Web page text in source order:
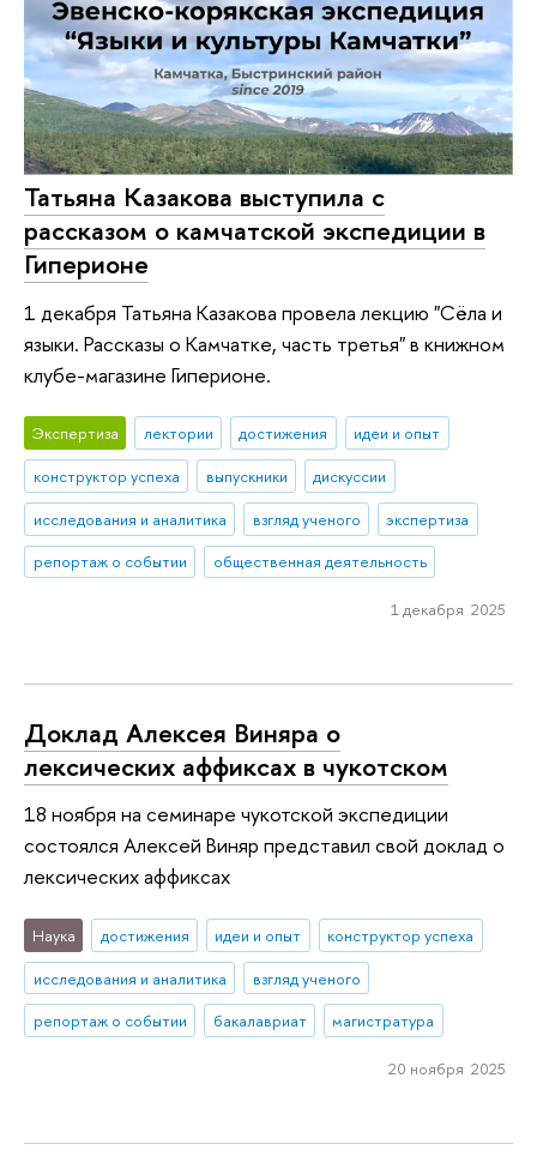
Татьяна Казакова выступила с
рассказом о камчатской экспедиции в
Гиперионе
1 декабря Татьяна Казакова провела лекцию "Сёла и
языки. Рассказы о Камчатке, часть третья" в книжном
клубе-магазине Гиперионе.
Экспертиза лектории достижения
идеи и опыт
конструктор успеха
выпускники
дискуссии
исследования и аналитика
взгляд ученого
экспертиза
репортаж о событии
общественная деятельность
1 декабря 2025
Доклад Алексея Виняра о
лексических аффиксах в чукотском
18 ноября на семинаре чукотской экспедиции
состоялся Алексей Виняр представил свой доклад о
лексических аффиксах
Наука достижения идеи и опыт
конструктор успеха
исследования и аналитика
взгляд ученого
репортаж о событии
бакалавриат магистратура
20 ноября 2025